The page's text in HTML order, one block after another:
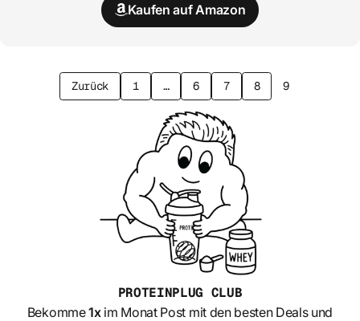
Kaufen auf Amazon
Zurück 1 … 6 7 8 9
PROTEINPLUG CLUB
Bekomme1xim Monat Post mit den besten Deals und